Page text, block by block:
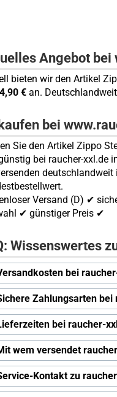
Angebot bei
bieten wir den Artikel
€ an.
bei
Sie den Artikel Zippo
bei raucher-xxl.de
Versand (D) ✔
✔ günstiger Preis ✔
Wissenswertes
bei
Zahlungsarten bei
bei raucher-
wem versendet
Kontakt zu